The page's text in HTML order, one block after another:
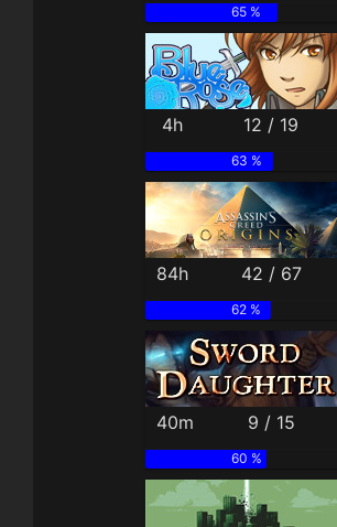
65 %
4h 12 / 19
63 %
84h 42 / 67
62 %
40m 9 / 15
60 %